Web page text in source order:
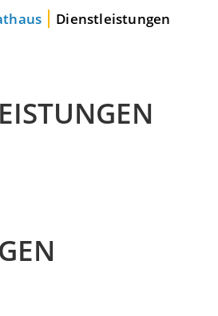
Dienstleistungen